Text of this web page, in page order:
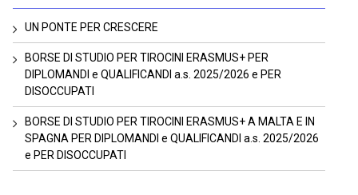
UN PONTE PER CRESCERE
BORSE DI STUDIO PER TIROCINI ERASMUS+ PER
DIPLOMANDI e QUALIFICANDI a.s. 2025/2026 e PER
DISOCCUPATI
BORSE DI STUDIO PER TIROCINI ERASMUS+ A MALTA E IN
SPAGNA PER DIPLOMANDI e QUALIFICANDI a.s. 2025/2026
e PER DISOCCUPATI